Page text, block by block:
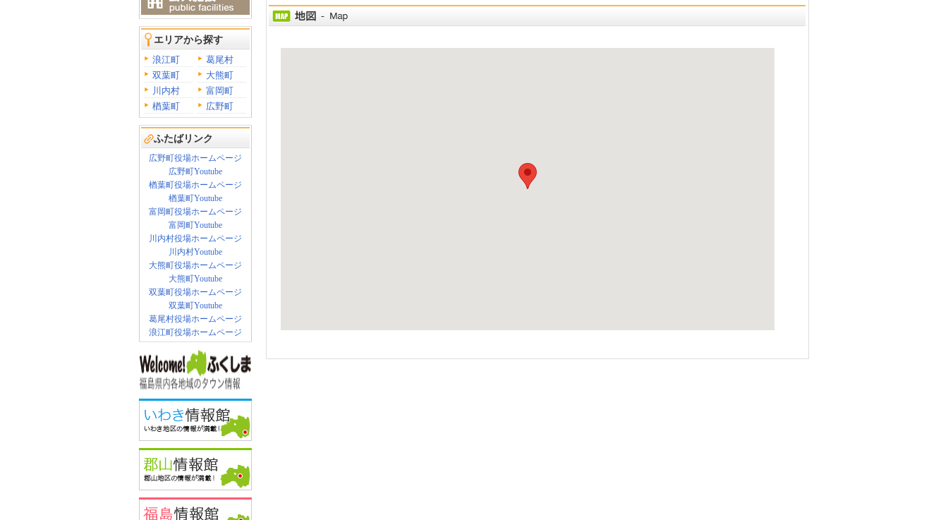
エリアから探す
浪江町
葛尾村
双葉町
大熊町
川内村
富岡町
楢葉町
広野町
ふたばリンク
広野町役場ホームページ
広野町Youtube
楢葉町役場ホームページ
楢葉町Youtube
富岡町役場ホームページ
富岡町Youtube
川内村役場ホームページ
川内村Youtube
大熊町役場ホームページ
大熊町Youtube
双葉町役場ホームページ
双葉町Youtube
葛尾村役場ホームページ
浪江町役場ホームページ